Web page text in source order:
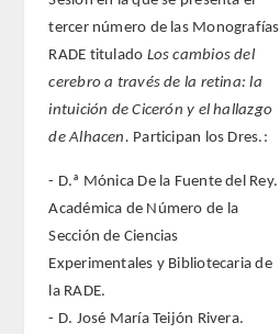
tercer número de las Monografías
RADE titulado Los cambios del
cerebro a través de la retina: la
intuición de Cicerón y el hallazgo
de Alhacen. Participan los Dres.:
- D.ª Mónica De la Fuente del Rey.
Académica de Número de la
Sección de Ciencias
Experimentales y Bibliotecaria de
la RADE.
- D. José María Teijón Rivera.